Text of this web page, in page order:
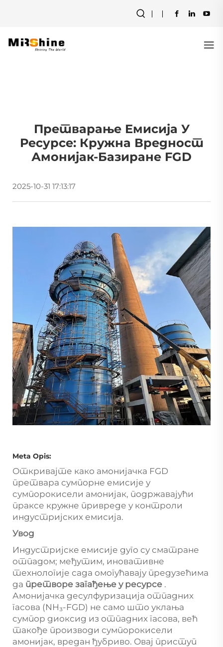
Претварање Емисија У
Ресурсе: Кружна Вредност
Амонијак-Базиране FGD
2025-10-31 17:13:17
Meta Opis:
Откривајте како амонијачка FGD
претвара сумпорне емисије у
сумпорокисели амонијак, подржавајући
праксе кружне привреде у контроли
индустријских емисија.
Увод
Индустријске емисије дуго су сматране
отпадом; међутим, иновативне
технологије сада омогућавају предузећима
да претворе загађење у ресурсе .
Амонијачка десулфуризација отпадних
гасова (NH₃-FGD) не само што уклања
сумпор диоксид из отпадних гасова, већ
такође производи сумпорокисели
амонијак, вредан ђубриво. Овај приступ